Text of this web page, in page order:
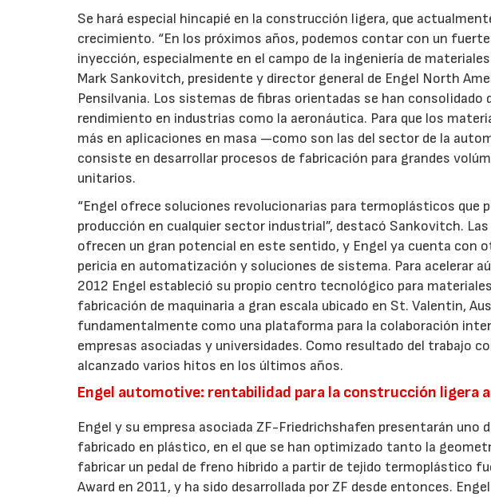
Se hará especial hincapié en la construcción ligera, que
crecimiento. “En los próximos años, podemos contar con un
inyección, especialmente en el campo de la ingeniería de
Mark Sankovitch, presidente y director general de Engel North
Pensilvania. Los sistemas de fibras orientadas se han
rendimiento en industrias como la aeronáutica. Para que los
más en aplicaciones en masa —como son las del sector de la
consiste en desarrollar procesos de fabricación para grandes
unitarios.
“Engel ofrece soluciones revolucionarias para termoplásticos que
producción en cualquier sector industrial”, destacó Sankovitch.
ofrecen un gran potencial en este sentido, y Engel ya cuenta
pericia en automatización y soluciones de sistema. Para acelerar
2012 Engel estableció su propio centro tecnológico para
fabricación de maquinaria a gran escala ubicado en St. Valentin,
fundamentalmente como una plataforma para la colaboración
empresas asociadas y universidades. Como resultado del trabajo
alcanzado varios hitos en los últimos años.
Engel automotive: rentabilidad para la construcción ligera
Engel y su empresa asociada ZF-Friedrichshafen presentarán uno
fabricado en plástico, en el que se han optimizado tanto la
fabricar un pedal de freno híbrido a partir de tejido termoplástico
Award en 2011, y ha sido desarrollada por ZF desde entonces.